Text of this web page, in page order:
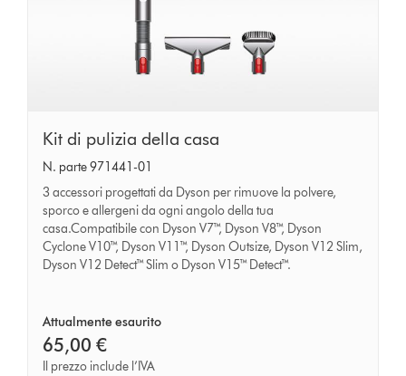
Kit
di
pulizia
della
casa
Kit di pulizia della casa
N. parte 971441-01
3 accessori progettati da Dyson per rimuove la polvere,
sporco e allergeni da ogni angolo della tua
casa.Compatibile con Dyson V7™, Dyson V8™, Dyson
Cyclone V10™, Dyson V11™, Dyson Outsize, Dyson V12 Slim,
Dyson V12 Detect™ Slim o Dyson V15™ Detect™.
Attualmente esaurito
65,00 €
Il prezzo include l’IVA